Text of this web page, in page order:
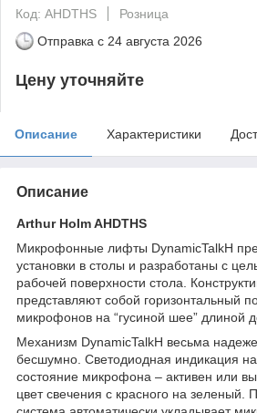
Код: AHDTHS
Розница
Отправка с 24 августа 2026
Цену уточняйте
Описание Характеристики
Описание
Arthur Holm AHDTHS
Микрофонные лифты DynamicTalkH
установки в столы и разработаны с
рабочей поверхности стола.
представляют собой горизонтальный
микрофонов на “гусиной шее” длиной
Механизм DynamicTalkH весьма
бесшумно. Светодиодная индикация
состояние микрофона – активен или
цвет свечения с красного на зеленый.